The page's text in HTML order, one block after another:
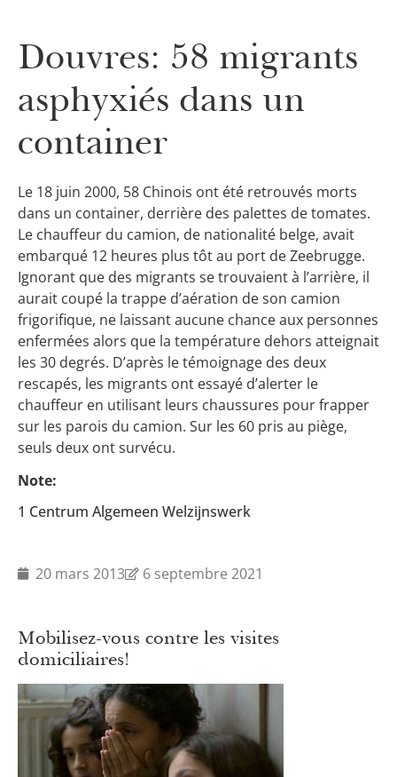
Douvres: 58 migrants
asphyxiés dans un
container
Le 18 juin 2000, 58 Chinois ont été retrouvés morts
dans un container, derrière des palettes de tomates.
Le chauffeur du camion, de nationalité belge, avait
embarqué 12 heures plus tôt au port de Zeebrugge.
Ignorant que des migrants se trouvaient à l’arrière, il
aurait coupé la trappe d’aération de son camion
frigorifique, ne laissant aucune chance aux personnes
enfermées alors que la température dehors atteignait
les 30 degrés. D’après le témoignage des deux
rescapés, les migrants ont essayé d’alerter le
chauffeur en utilisant leurs chaussures pour frapper
sur les parois du camion. Sur les 60 pris au piège,
seuls deux ont survécu.
Note:
1 Centrum Algemeen Welzijnswerk
20 mars 2013 6 septembre 2021
Mobilisez-vous contre les visites
domiciliaires!